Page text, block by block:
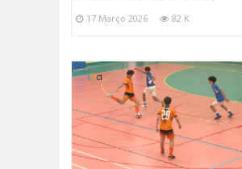
17 Março 2026 82 K